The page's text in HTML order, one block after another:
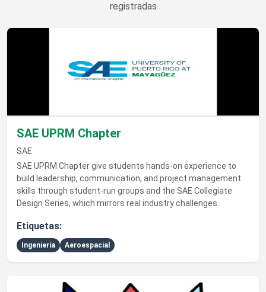
registradas
Ver detalles de SAE UPRM Chapter
SAE UPRM Chapter
SAE
SAE UPRM Chapter give students hands-on experience to
build leadership, communication, and project management
skills through student-run groups and the SAE Collegiate
Design Series, which mirrors real industry challenges.
Etiquetas:
Ingeniería Aeroespacial
Ver detalles de Project AV